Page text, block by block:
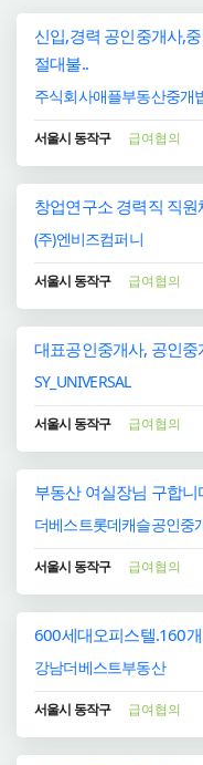
신입,경력 공인중개사,
절대불..
주식회사애플부동산중개
서울시 동작구 급여협의
창업연구소 경력직 직원
(주)엔비즈컴퍼니
서울시 동작구 급여협의
대표공인중개사, 공인중
SY_UNIVERSAL
서울시 동작구 급여협의
부동산 여실장님 구합니
더베스트롯데캐슬공인중
서울시 동작구 급여협의
600세대오피스텔.160
강남더베스트부동산
서울시 동작구 급여협의